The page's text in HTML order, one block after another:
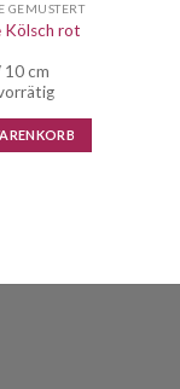
GEMUSTERT
Kölsch rot
10 cm